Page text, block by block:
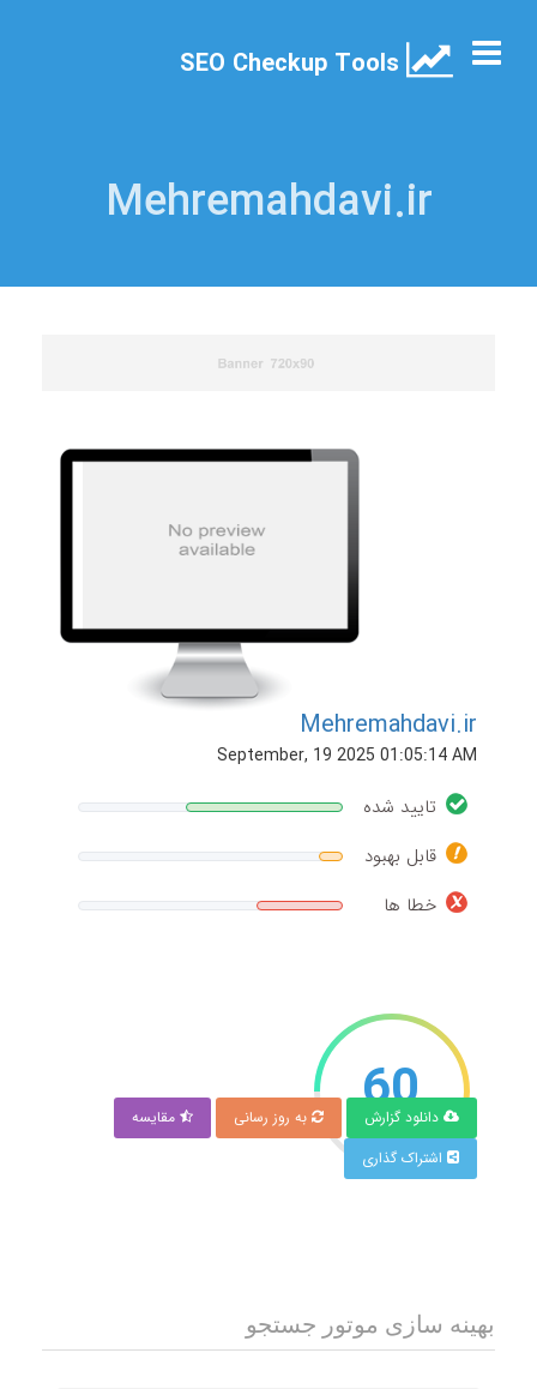
Mehremahdavi.ir
Mehremahdavi.ir
September, 19 2025 01:05:14 AM
تایید شده
قابل بهبود
خطا ها
60
امتیاز
دانلود گزارش به روز رسانی
مقایسه
اشتراک گذاری
بهینه سازی موتور جستجو